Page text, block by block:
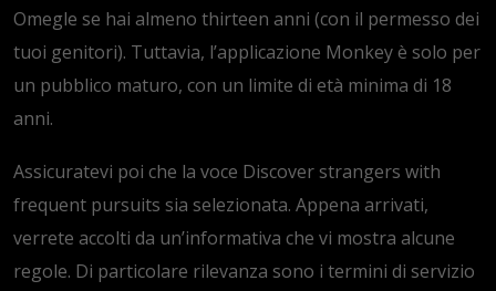
Omegle se hai almeno thirteen anni (con il permesso dei
tuoi genitori). Tuttavia, l’applicazione Monkey è solo per
un pubblico maturo, con un limite di età minima di 18
anni.
Assicuratevi poi che la voce Discover strangers with
frequent pursuits sia selezionata. Appena arrivati,
verrete accolti da un’informativa che vi mostra alcune
regole. Di particolare rilevanza sono i termini di servizio